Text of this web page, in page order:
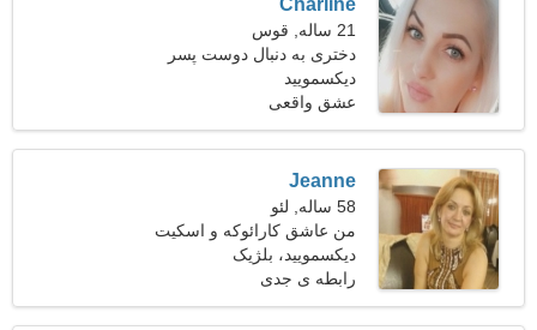
Charline
21 ساله, قوس
دختری به دنبال دوست پسر
27-30
دیکسمویید
عشق واقعی
Jeanne
58 ساله, لئو
من عاشق کارائوکه و اسکیت
بورد هستم
دیکسمویید، بلژیک
رابطه ی جدی